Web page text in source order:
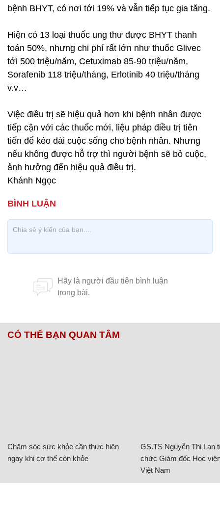
bệnh BHYT, có nơi tới 19% và vẫn tiếp tục gia tăng.
Hiện có 13 loại thuốc ung thư được BHYT thanh
toán 50%, nhưng chi phí rất lớn như thuốc Glivec
tới 500 triệu/năm, Cetuximab 85-90 triệu/năm,
Sorafenib 118 triệu/tháng, Erlotinib 40 triệu/tháng
v.v…
Việc điều trị sẽ hiệu quả hơn khi bệnh nhân được
tiếp cận với các thuốc mới, liệu pháp điều trị tiên
tiến để kéo dài cuộc sống cho bệnh nhân. Nhưng
nếu không được hỗ trợ thì người bệnh sẽ bỏ cuộc,
ảnh hưởng đến hiệu quả điều trị.
Khánh Ngọc
CÓ THỂ BẠN QUAN TÂM
Chăm sóc sức khỏe cần thực hiện
ngay khi cơ thể còn khỏe
GS.TS Nguyễn Thị Lan
chức Giám đốc Học
Việt Nam